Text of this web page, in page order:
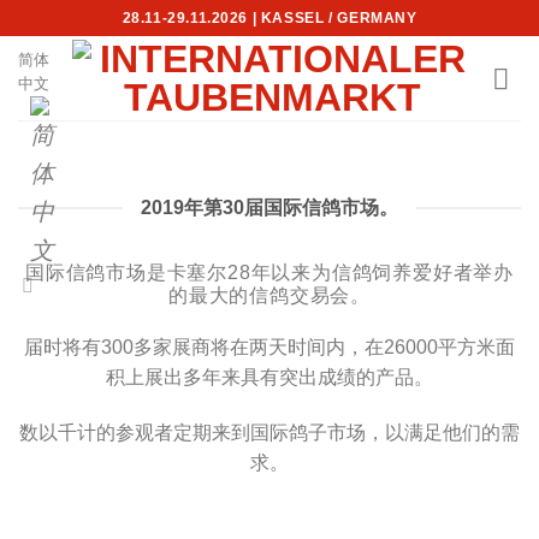
content
28.11-29.11.2026 | KASSEL / GERMANY
简体
中文
2019年第30届国际信鸽市场。
国际信鸽市场是卡塞尔28年以来为信鸽饲养爱好者举办
的最大的信鸽交易会。
届时将有300多家展商将在两天时间内，在26000平方米面
积上展出多年来具有突出成绩的产品。
数以千计的参观者定期来到国际鸽子市场，以满足他们的需
求。